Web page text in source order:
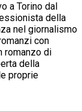
a Torino dal
della
nel giornalismo
con
romanzo di
della
proprie